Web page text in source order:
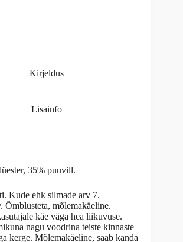
Kirjeldus
Lisainfo
35% puuvill.
Kude ehk silmade arv 7.
Õmblusteta, mõlemakäeline.
käe väga hea liikuvuse.
nagu voodrina teiste kinnaste
kerge. Mõlemakäeline, saab kanda